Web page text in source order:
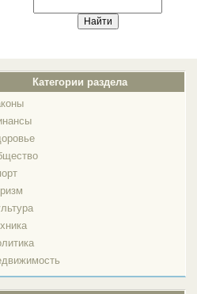
Категории раздела